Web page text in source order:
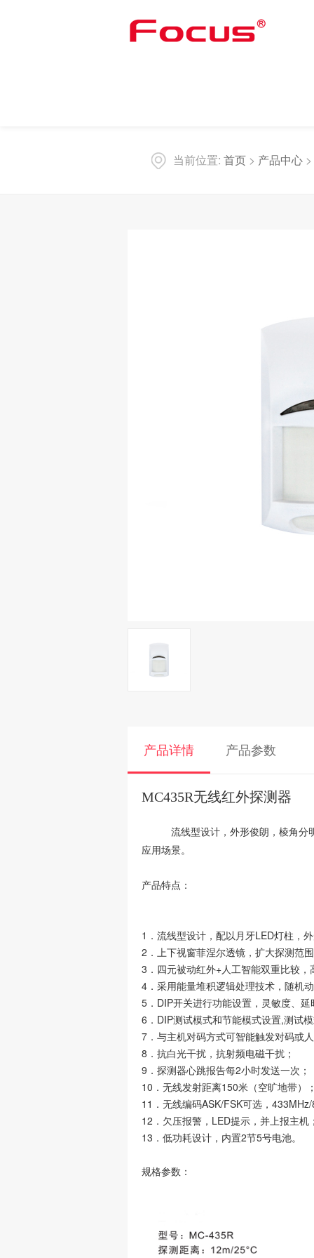
当前位置: 首页 > 产品中心 >
产品详情 产品参数
MC435R无线红外探测器
流线型设计，外形俊朗，棱角分
应用场景。
产品特点：
1．流线型设计，配以月牙LED灯柱，
2．上下视窗菲涅尔透镜，扩大探测范
3．四元被动红外+人工智能双重比较
4．采用能量堆积逻辑处理技术，随机
5．DIP开关进行功能设置，灵敏度、
6．DIP测试模式和节能模式设置,测试
7．与主机对码方式可智能触发对码或
8．抗白光干扰，抗射频电磁干扰；
9．探测器心跳报告每2小时发送一次；
10．无线发射距离150米（空旷地带）
11．无线编码ASK/FSK可选，
12．欠压报警，LED提示，并上报主机
13．低功耗设计，内置2节5号电池。
规格参数：